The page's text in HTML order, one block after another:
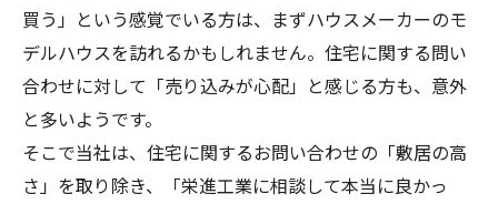
買う」という感覚でいる方は、まずハウスメーカーのモ
デルハウスを訪れるかもしれません。住宅に関する問い
合わせに対して「売り込みが心配」と感じる方も、意外
と多いようです。
そこで当社は、住宅に関するお問い合わせの「敷居の高
さ」を取り除き、「栄進工業に相談して本当に良かっ